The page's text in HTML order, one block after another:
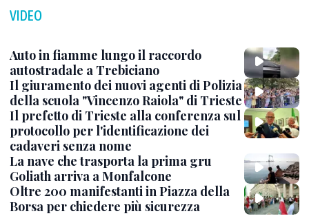
VIDEO
Auto in fiamme lungo il raccordo
autostradale a Trebiciano
Il giuramento dei nuovi agenti di Polizia
della scuola "Vincenzo Raiola" di Trieste
Il prefetto di Trieste alla conferenza sul
protocollo per l'identificazione dei
cadaveri senza nome
La nave che trasporta la prima gru
Goliath arriva a Monfalcone
Oltre 200 manifestanti in Piazza della
Borsa per chiedere più sicurezza